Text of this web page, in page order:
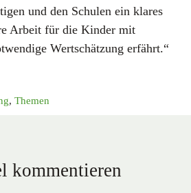
und den Schulen ein klares
Arbeit für die Kinder mit
Wertschätzung erfährt.“
, Themen
kommentieren